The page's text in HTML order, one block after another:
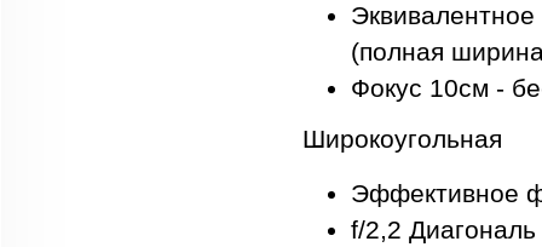
(полная
Фокус 10см -
Широкоугольная
Эффективное
f/2,2